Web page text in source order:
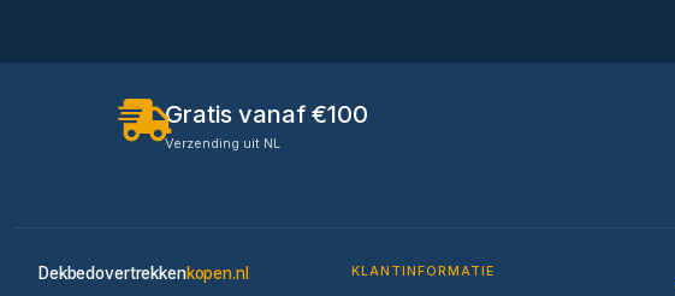
Gratis vanaf €100
Verzending uit NL
Dekbedovertrekkenkopen.nl KLANTINFORMATIE